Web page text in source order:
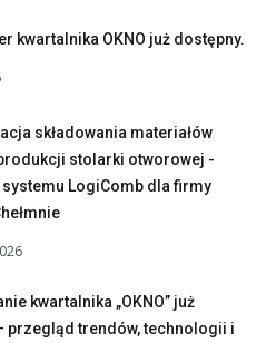
kwartalnika OKNO już dostępny.
składowania materiałów
stolarki otworowej -
LogiComb dla firmy
kwartalnika „OKNO” już
przegląd trendów, technologii i